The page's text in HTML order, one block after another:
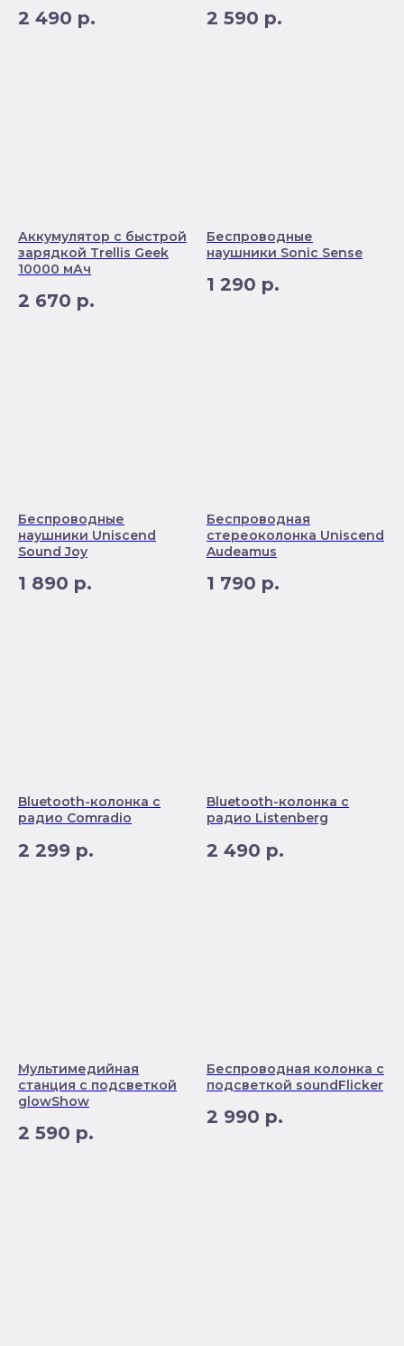
2 490 р. 2 590 р.
Аккумулятор с быстрой
зарядкой Trellis Geek
10000 мАч
2 670 р.
Беспроводные
наушники Sonic Sense
1 290 р.
Беспроводные
наушники Uniscend
Sound Joy
1 890 р.
Беспроводная
стереоколонка Uniscend
Audeamus
1 790 р.
Bluetooth-колонка с
радио Comradio
2 299 р.
Bluetooth-колонка с
радио Listenberg
2 490 р.
Мультимедийная
станция с подсветкой
glowShow
2 590 р.
Беспроводная колонка с
подсветкой soundFlicker
2 990 р.